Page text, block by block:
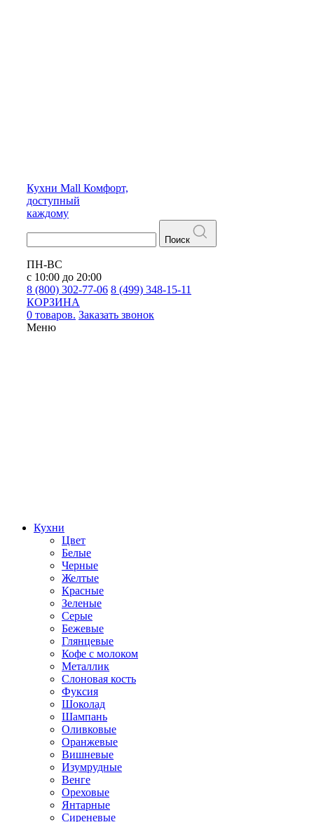
Кухни Mall Комфорт,
доступный
каждому
Поиск
ПН-ВС
с 10:00 до 20:00
8 (800) 302-77-06 8 (499) 348-15-11
КОРЗИНА
0 товаров. Заказать звонок
Меню
Кухни
Цвет
Белые
Черные
Желтые
Красные
Зеленые
Серые
Бежевые
Глянцевые
Кофе с молоком
Металлик
Слоновая кость
Фуксия
Шоколад
Шампань
Оливковые
Оранжевые
Вишневые
Изумрудные
Венге
Ореховые
Янтарные
Сиреневые